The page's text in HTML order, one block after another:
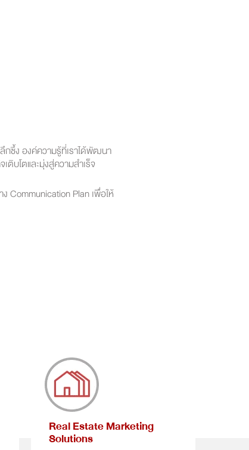
กซึ้ง องค์ความรู้ที่เราได้พัฒนา
บโตและมุ่งสู่ความสำเร็จ
Communication Plan เพื่อให้
Real Estate Marketing
Solutions